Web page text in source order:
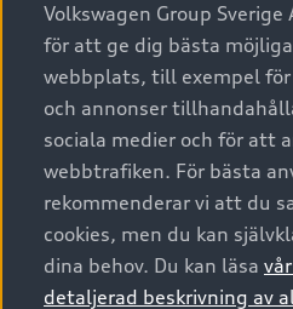
A6 modellerna
SUV
Avant
Audi Sport
Privatleasing
Nya bilar i lager
Begagnade bilar i lager
Audi approved :plus - så gott
Finansiering
Audi exclusive
Provkörning
Service & tillbehör
Audi digital services
Originaltillbehör - köp online
Garantier
Försäkring
Digitala manualer för din Audi
Tjänstebil
Tjänstebil
Business lease online
Företagsleasing
Om Audi Sverige
Kontakta oss
Audi Återförsäljare/-
© 2026 AUDI SVERIGE. All
Volkswagen Group Sverige
för att ge dig bästa
webbplats, till exempel
och annonser
sociala medier och för att
webbtrafiken. För bästa
rekommenderar vi att du
cookies, men du kan
dina behov. Du kan läsa
detaljerad beskrivning av